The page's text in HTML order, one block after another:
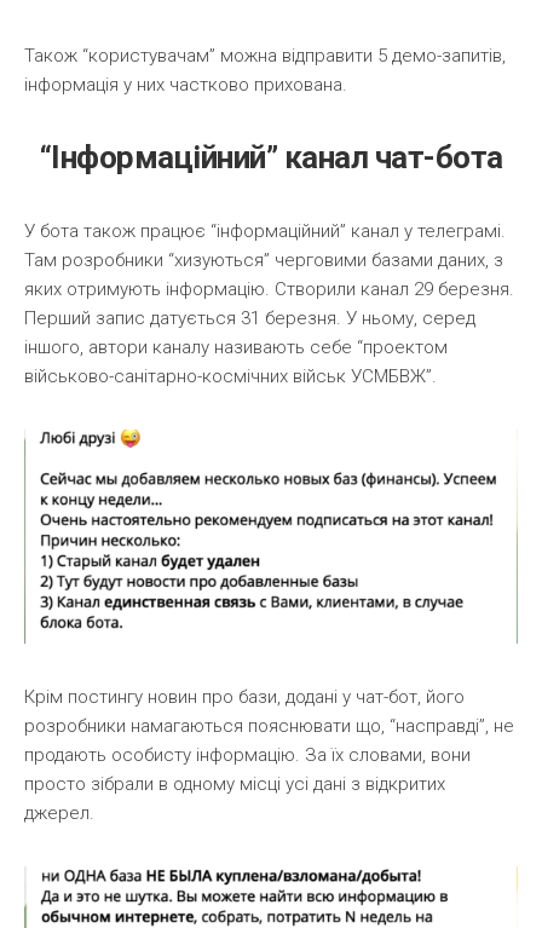
Також “користувачам” можна відправити 5 демо-запитів,
інформація у них частково прихована.
“Інформаційний” канал чат-бота
У бота також працює “інформаційний” канал у телеграмі.
Там розробники “хизуються” черговими базами даних, з
яких отримують інформацію. Створили канал 29 березня.
Перший запис датується 31 березня. У ньому, серед
іншого, автори каналу називають себе “проектом
військово-санітарно-космічних військ УСМБВЖ”.
Крім постингу новин про бази, додані у чат-бот, його
розробники намагаються пояснювати що, “насправді”, не
продають особисту інформацію. За їх словами, вони
просто зібрали в одному місці усі дані з відкритих
джерел.